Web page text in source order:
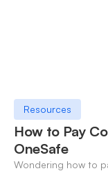
Resources
How to Pay
OneSafe
Wondering how to